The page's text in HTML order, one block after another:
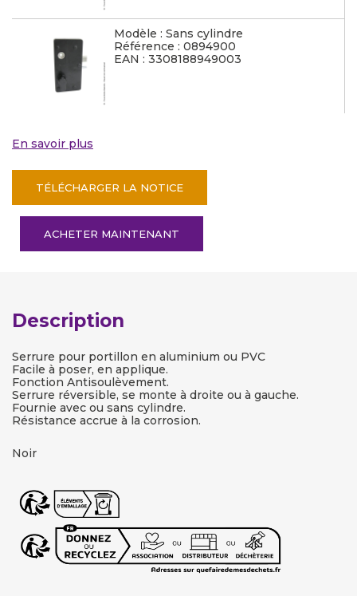
Modèle : Sans cylindre
Référence : 0894900
EAN : 3308188949003
En savoir plus
TÉLÉCHARGER LA NOTICE
ACHETER MAINTENANT
Description
Serrure pour portillon en aluminium ou PVC
Facile à poser, en applique.
Fonction Antisoulèvement.
Serrure réversible, se monte à droite ou à gauche.
Fournie avec ou sans cylindre.
Résistance accrue à la corrosion.
Noir